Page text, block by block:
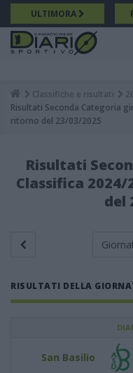
Salta
al
contenuto
principale
ULTIMORA
Breadcrumb
Classifiche e risultati
Risultati Seconda Categoria
ritorno del 23/03/2025
Risultati
Classifica
del
RISULTATI DELLA
San Basilio